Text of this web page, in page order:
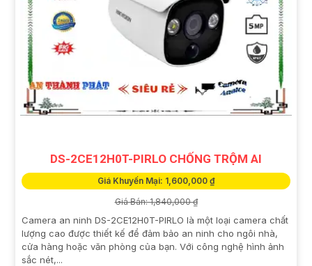
DS-2CE12H0T-PIRLO CHỐNG TRỘM AI
Giá Khuyến Mại: 1,600,000 ₫
Giá Bán: 1,840,000 ₫
Camera an ninh DS-2CE12H0T-PIRLO là một loại camera chất
lượng cao được thiết kế để đảm bảo an ninh cho ngôi nhà,
cửa hàng hoặc văn phòng của bạn. Với công nghệ hình ảnh
sắc nét,...